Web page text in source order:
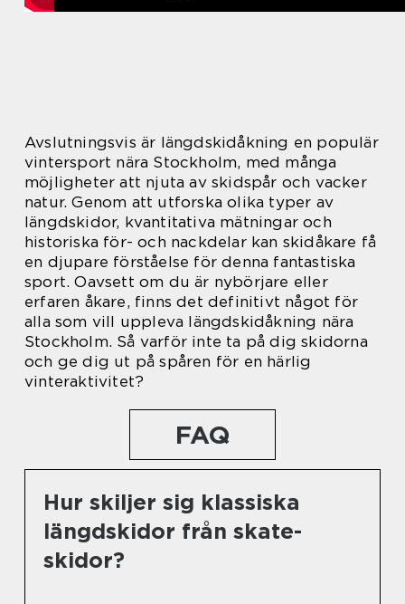
Avslutningsvis är längdskidåkning en populär
vintersport nära Stockholm, med många
möjligheter att njuta av skidspår och vacker
natur. Genom att utforska olika typer av
längdskidor, kvantitativa mätningar och
historiska för- och nackdelar kan skidåkare få
en djupare förståelse för denna fantastiska
sport. Oavsett om du är nybörjare eller
erfaren åkare, finns det definitivt något för
alla som vill uppleva längdskidåkning nära
Stockholm. Så varför inte ta på dig skidorna
och ge dig ut på spåren för en härlig
vinteraktivitet?
FAQ
Hur skiljer sig klassiska
längdskidor från skate-
skidor?